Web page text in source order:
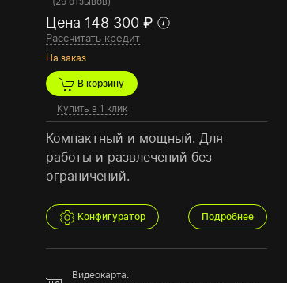
Цена 148 300 ₽
Рассчитать кредит
На заказ
В корзину
Купить в 1 клик
Компактный и мощный. Для
работы и развлечений без
ограничений.
Конфигуратор Подробнее
Видеокарта: